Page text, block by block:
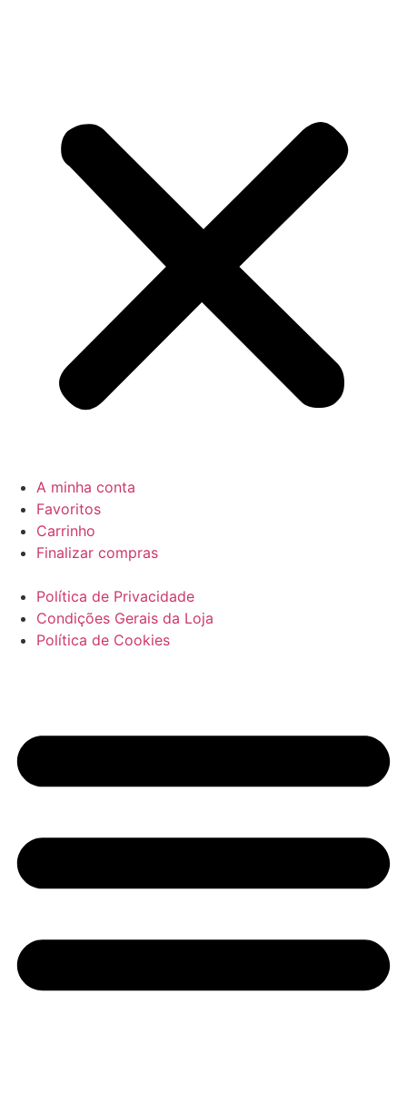
A minha conta
Favoritos
Carrinho
Finalizar compras
Política de Privacidade
Condições Gerais da Loja
Política de Cookies